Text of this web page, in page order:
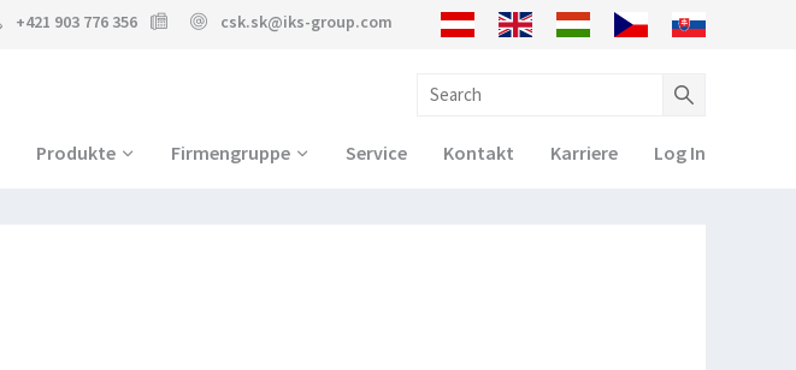
+421 903 776 356 csk.sk@iks-group.com
Produkte Firmengruppe Service Kontakt Karriere Log In